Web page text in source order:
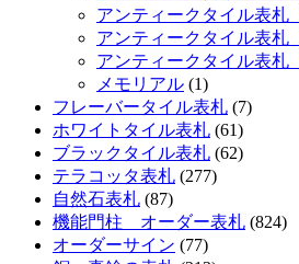
アンティークタイル表札
アンティークタイル表札
アンティークタイル表札
メモリアル (1)
フレーバータイル表札 (7)
ホワイトタイル表札 (61)
ブラックタイル表札 (62)
テラコッタ表札 (277)
自然石表札 (87)
機能門柱 オーダー表札 (824)
オーダーサイン (77)